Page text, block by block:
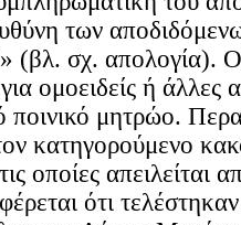
των
(βλ. σχ. απολογία).
ομοειδείς ή άλλες
ποινικό μητρώο.
κατηγορούμενο
οποίες απειλείται
ότι